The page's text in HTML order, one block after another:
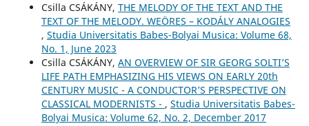
Csilla CSÁKÁNY, THE MELODY OF THE TEXT AND THE
TEXT OF THE MELODY. WEÖRES – KODÁLY ANALOGIES
, Studia Universitatis Babes-Bolyai Musica: Volume 68,
No. 1, June 2023
Csilla CSÁKÁNY, AN OVERVIEW OF SIR GEORG SOLTI’S
LIFE PATH EMPHASIZING HIS VIEWS ON EARLY 20th
CENTURY MUSIC - A CONDUCTOR’S PERSPECTIVE ON
CLASSICAL MODERNISTS - , Studia Universitatis Babes-
Bolyai Musica: Volume 62, No. 2, December 2017